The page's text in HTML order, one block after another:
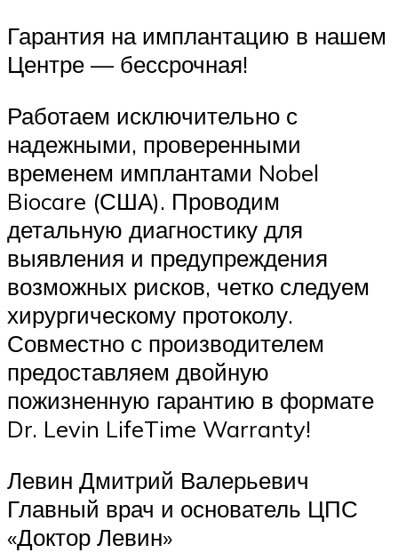
Гарантия на имплантацию в нашем
Центре — бессрочная!
Работаем исключительно с
надежными, проверенными
временем имплантами Nobel
Biocare (США). Проводим
детальную диагностику для
выявления и предупреждения
возможных рисков, четко следуем
хирургическому протоколу.
Совместно с производителем
предоставляем двойную
пожизненную гарантию в формате
Dr. Levin LifeTime Warranty!
Левин Дмитрий Валерьевич
Главный врач и основатель ЦПС
«Доктор Левин»